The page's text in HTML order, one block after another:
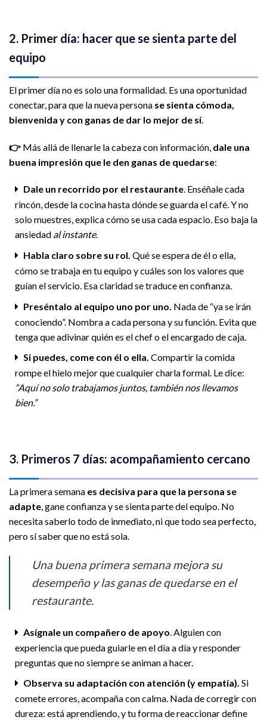
2. Primer día: hacer que se sienta parte del
equipo
El primer día no es solo una formalidad. Es una oportunidad
conectar, para que la nueva persona se sienta cómoda,
bienvenida y con ganas de dar lo mejor de sí.
👉 Más allá de llenarle la cabeza con información, dale una
buena impresión que le den ganas de quedarse:
Dale un recorrido por el restaurante. Enséñale cada
rincón, desde la cocina hasta dónde se guarda el café. Y no
solo muestres, explica cómo se usa cada espacio. Eso baja la
ansiedad al instante.
Habla claro sobre su rol. Qué se espera de él o ella,
cómo se trabaja en tu equipo y cuáles son los valores que
guían el servicio. Esa claridad se traduce en confianza.
Preséntalo al equipo uno por uno. Nada de “ya se irán
conociendo”. Nombra a cada persona y su función. Evita que
tenga que adivinar quién es el chef o el encargado de caja.
Si puedes, come con él o ella. Compartir la comida
rompe el hielo mejor que cualquier charla formal. Le dice:
“Aquí no solo trabajamos juntos, también nos llevamos
bien.”
3. Primeros 7 días: acompañamiento cercano
La primera semana es decisiva para que la persona se
adapte, gane confianza y se sienta parte del equipo. No
necesita saberlo todo de inmediato, ni que todo sea perfecto,
pero sí saber que no está sola.
Una buena primera semana mejora su
desempeño y las ganas de quedarse en el
restaurante.
Asígnale un compañero de apoyo . Alguien con
experiencia que pueda guiarle en el día a día y responder
preguntas que no siempre se animan a hacer.
Observa su adaptación con atención (y empatía). Si
comete errores, acompaña con calma. Nada de corregir con
dureza: está aprendiendo, y tu forma de reaccionar define